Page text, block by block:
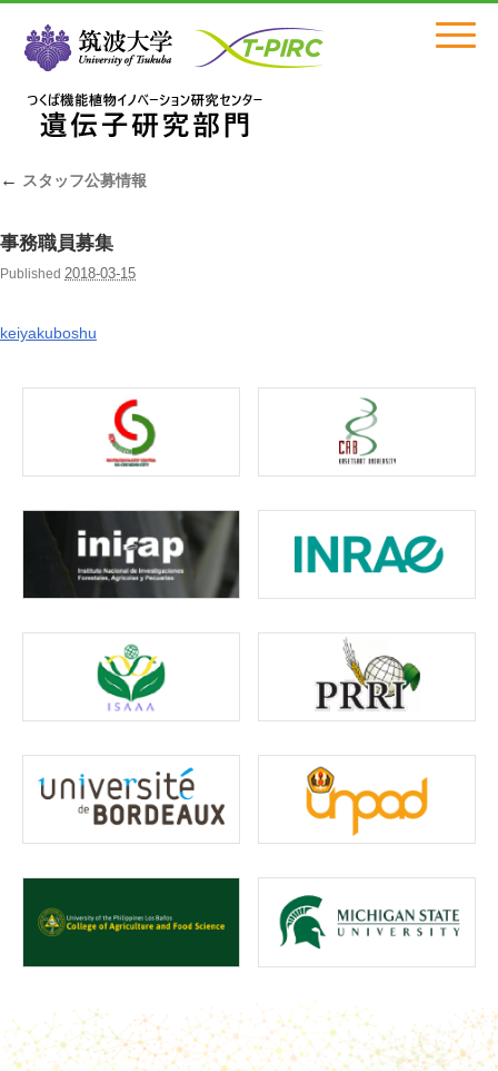
Click
← スタッフ公募情報
事務職員募集
Published 2018-03-15
keiyakuboshu